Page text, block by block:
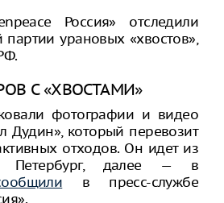
Россия» отследили
партии урановых «хвостов»,
С «ХВОСТАМИ»
фотографии и видео
Дудин», который перевозит
отходов. Он идет из
Петербург, далее — в
в пресс-службе